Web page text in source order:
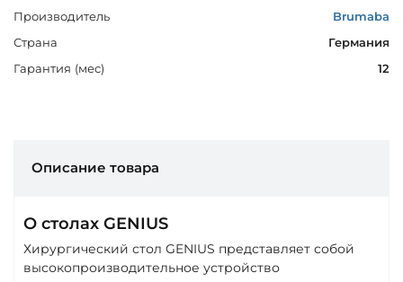
Производитель
Brumaba
Страна
Германия
Гарантия (мес)
12
Описание товара
О столах GENIUS
Хирургический стол GENIUS представляет собой
высокопроизводительное устройство